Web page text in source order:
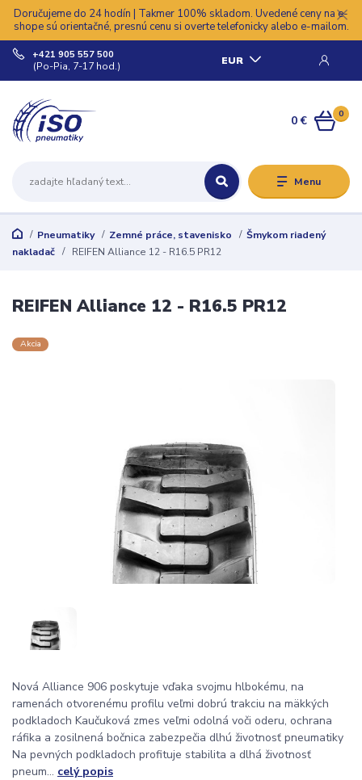
Doručujeme do 24 hodín | Takmer 100% skladom. Uvedené ceny na e-
shope sú orientačné, presnú cenu si overte telefonicky alebo e-mailom.
Menu
EUR
+421 905 557 500
(Po-Pia, 7-17 hod.)
0
0 €
Pneumatiky Zemné práce, stavenisko
Šmykom riadený
nakladač
REIFEN Alliance 12 - R16.5 PR12
REIFEN Alliance 12 - R16.5 PR12
Akcia
Nová Alliance 906 poskytuje vďaka svojmu hlbokému, na
ramenách otvorenému profilu veľmi dobrú trakciu na mäkkých
podkladoch Kaučuková zmes veľmi odolná voči oderu, ochrana
ráfika a zosilnená bočnica zabezpečia dlhú životnosť pneumatiky
Na pevných podkladoch profituje stabilita a dlhá životnosť
pneum... celý popis